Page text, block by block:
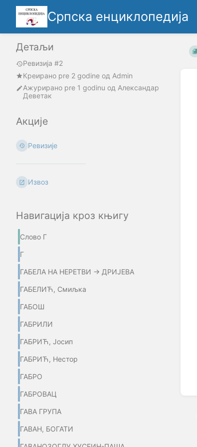
Српска енциклопедија
Детаљи
Ревизија #2
Креирано pre 2 godine oд Admin
Ажурирано pre 1 godinu од Александар
Деветак
Акције
Ревизије
Извоз
Навигација кроз књигу
Слово Г
Г
ГАБЕЛА НА НЕРЕТВИ → ДРИЈЕВА
ГАБЕЛИЋ, Смиљка
ГАБОШ
ГАБРИЛИ
ГАБРИЋ, Јосип
ГАБРИЋ, Нестор
ГАБРО
ГАБРОВАЦ
ГАВА ГРУПА
ГАВАН, БОГАТИ